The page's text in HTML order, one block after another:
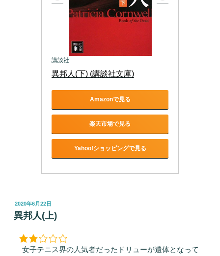
講談社
異邦人(下) (講談社文庫)
Amazonで見る
楽天市場で見る
Yahoo!ショッピングで見る
投
稿
日:
2020年6月22日
異邦人(上)
女子テニス界の人気者だったドリューが遺体となって